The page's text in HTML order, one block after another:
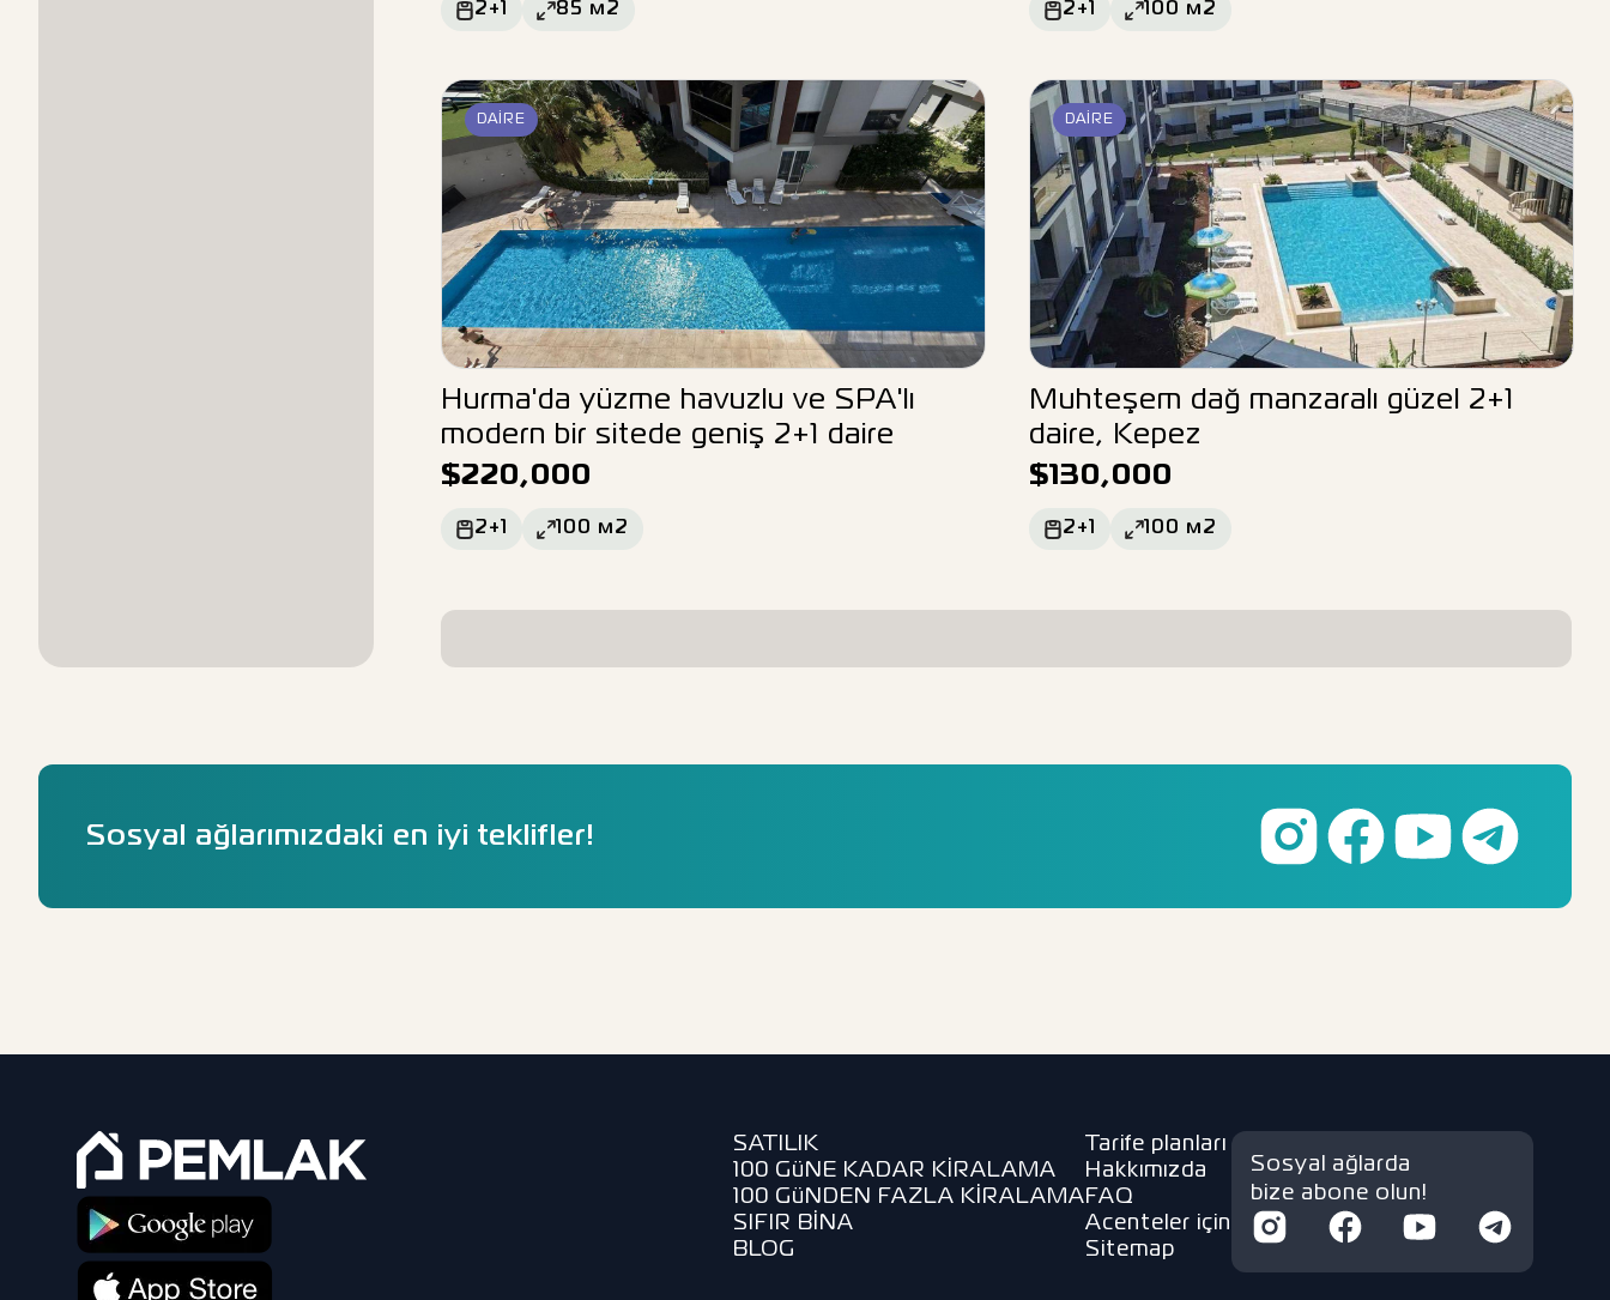
2+1 85 м2 2+1 100 м2
DAIRE
Hurma'da yüzme havuzlu ve SPA'lı
modern bir sitede geniş 2+1 daire
$220,000
2+1 100 м2
DAIRE
Muhteşem dağ manzaralı güzel 2+1
daire, Kepez
$ 130,000
2+1 100 м2
Sosyal ağlarımızdaki en iyi teklifler!
SATILIK
100 GüNE KADAR KİRALAMA
100 GüNDEN FAZLA KİRALAMA
SIFIR BİNA
BLOG
Tarife planları
Hakkımızda
FAQ
Acenteler için
Sitemap
Sosyal ağlarda
bize abone olun!